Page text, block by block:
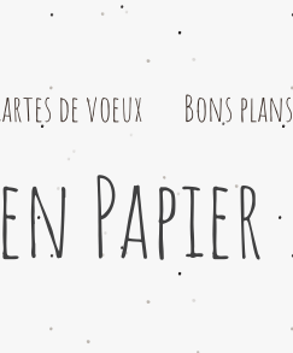
de voeux Bons plans
Papier